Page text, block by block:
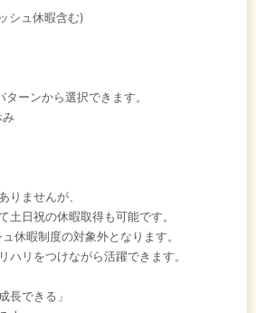
シュ休暇含む)
ンから選択できます。
りませんが、
土日祝の休暇取得も可能です。
休暇制度の対象外となります。
ハリをつけながら活躍できます。
長できる」